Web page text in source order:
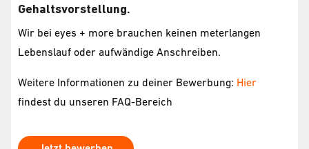
Gehaltsvorstellung.
Wir bei eyes + more brauchen keinen meterlangen
Lebenslauf oder aufwändige Anschreiben.
Weitere Informationen zu deiner Bewerbung: Hier
findest du unseren FAQ-Bereich